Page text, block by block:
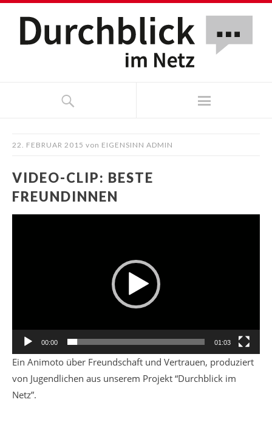
22. FEBRUAR 2015 von EIGENSINN ADMIN
VIDEO-CLIP: BESTE
FREUNDINNEN
00:00 01:03
Ein Animoto über Freundschaft und Vertrauen, produziert
von Jugendlichen aus unserem Projekt “Durchblick im
Netz”.